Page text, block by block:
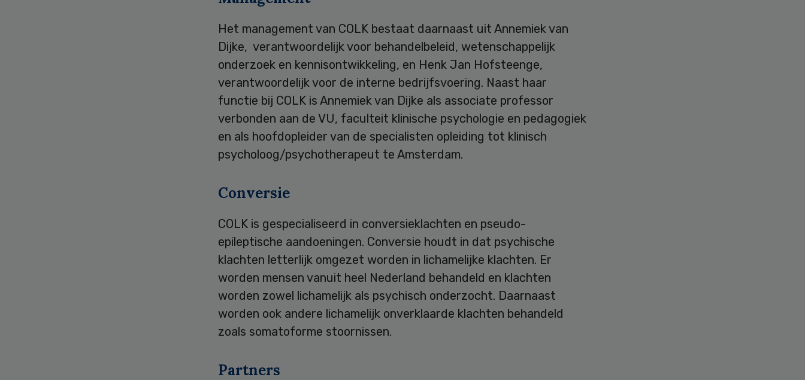
Het management van COLK bestaat daarnaast uit Annemiek van
Dijke, verantwoordelijk voor behandelbeleid, wetenschappelijk
onderzoek en kennisontwikkeling, en Henk Jan Hofsteenge,
verantwoordelijk voor de interne bedrijfsvoering. Naast haar
functie bij COLK is Annemiek van Dijke als associate professor
verbonden aan de VU, faculteit klinische psychologie en pedagogiek
en als hoofdopleider van de specialisten opleiding tot klinisch
psycholoog/psychotherapeut te Amsterdam.
Conversie
COLK is gespecialiseerd in conversieklachten en pseudo-
epileptische aandoeningen. Conversie houdt in dat psychische
klachten letterlijk omgezet worden in lichamelijke klachten. Er
worden mensen vanuit heel Nederland behandeld en klachten
worden zowel lichamelijk als psychisch onderzocht. Daarnaast
worden ook andere lichamelijk onverklaarde klachten behandeld
zoals somatoforme stoornissen.
Partners